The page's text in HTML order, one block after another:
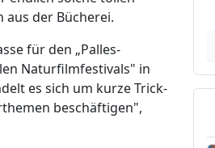
aus der Bücherei.
für den „Palles-
Naturfilmfestivals" in
es sich um kurze Trick-
beschäftigen",